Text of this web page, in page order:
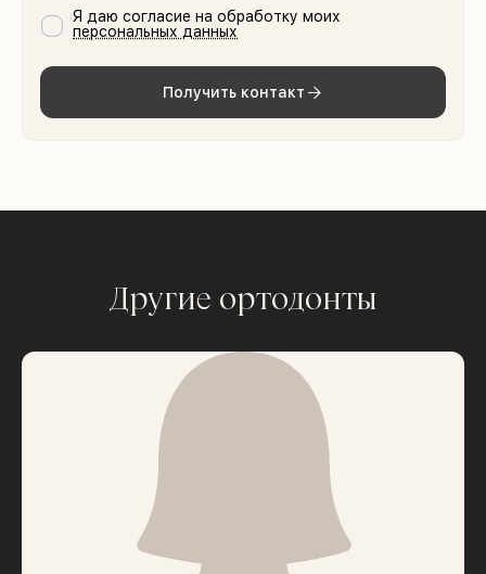
Я даю согласие на обработку моих
персональных данных
Получить контакт
Другие ортодонты